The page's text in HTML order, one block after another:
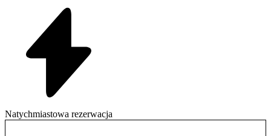
Natychmiastowa rezerwacja